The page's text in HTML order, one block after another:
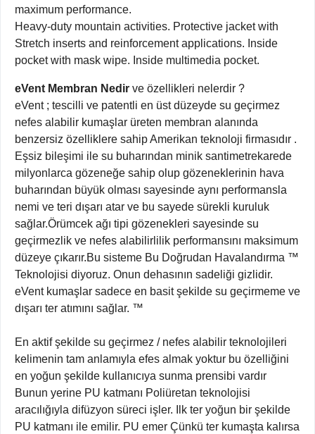
maximum performance.
Heavy-duty mountain activities. Protective jacket with
Stretch inserts and reinforcement applications. Inside
pocket with mask wipe. Inside multimedia pocket.
eVent Membran Nedir ve özellikleri nelerdir ?
eVent ; tescilli ve patentli en üst düzeyde su geçirmez
nefes alabilir kumaşlar üreten membran alanında
benzersiz özelliklere sahip Amerikan teknoloji firmasıdır .
Eşsiz bileşimi ile su buharından minik santimetrekarede
milyonlarca gözeneğe sahip olup gözeneklerinin hava
buharından büyük olması sayesinde aynı performansla
nemi ve teri dışarı atar ve bu sayede sürekli kuruluk
sağlar.Örümcek ağı tipi gözenekleri sayesinde su
geçirmezlik ve nefes alabilirlilik performansını maksimum
düzeye çıkarır.Bu sisteme Bu Doğrudan Havalandırma ™
Teknolojisi diyoruz. Onun dehasının sadeliği gizlidir.
eVent kumaşlar sadece en basit şekilde su geçirmeme ve
dışarı ter atımını sağlar. ™
En aktif şekilde su geçirmez / nefes alabilir teknolojileri
kelimenin tam anlamıyla efes almak yoktur bu özelliğini
en yoğun şekilde kullanıcıya sunma prensibi vardır
Bunun yerine PU katmanı Poliüretan teknolojisi
aracılığıyla difüzyon süreci işler. Ilk ter yoğun bir şekilde
PU katmanı ile emilir. PU emer Çünkü ter kumaşta kalırsa